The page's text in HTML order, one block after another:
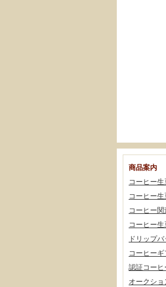
商品案内
コーヒー
コーヒー生
コーヒー
コーヒー
ドリップ
コーヒーギ
認証コーヒ
オークショ